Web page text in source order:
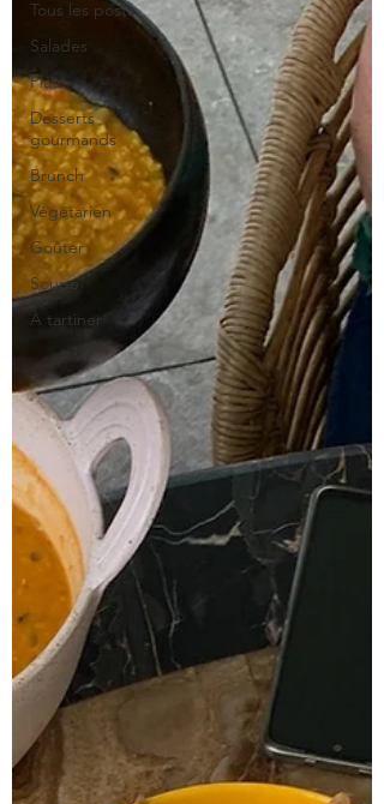
Tous les posts
Salades
Plats
Desserts
gourmands
Brunch
Végétarien
Goûter
Soupe
À tartiner